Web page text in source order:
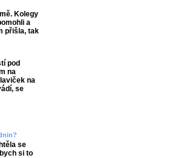
Kolegy
a
přišla, tak
pod
na
na
se
se
si to